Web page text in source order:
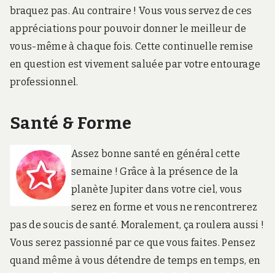
braquez pas. Au contraire ! Vous vous servez de ces
appréciations pour pouvoir donner le meilleur de
vous-même à chaque fois. Cette continuelle remise
en question est vivement saluée par votre entourage
professionnel.
Santé & Forme
Assez bonne santé en général cette
semaine ! Grâce à la présence de la
planète Jupiter dans votre ciel, vous
serez en forme et vous ne rencontrerez
pas de soucis de santé. Moralement, ça roulera aussi !
Vous serez passionné par ce que vous faites. Pensez
quand même à vous détendre de temps en temps, en